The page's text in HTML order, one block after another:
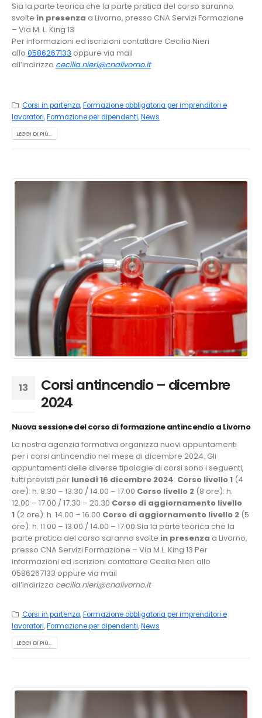
Sia la parte teorica che la parte pratica del corso saranno
svolte in presenza a Livorno, presso CNA Servizi Formazione
– Via M. L. King 13
Per informazioni ed iscrizioni contattare Cecilia Nieri
allo 0586267133 oppure via mail
all’indirizzo cecilia.nieri@cnalivorno.it
Corsi in partenza,Formazione obbligatoria per imprenditori e
lavoratori,Formazione per dipendenti,News
LEGGI DI PIÙ...
13
Corsi antincendio – dicembre
2024
Nuova sessione del corso di formazione antincendio a Livorno
La nostra agenzia formativa organizza nuovi appuntamenti
per i corsi antincendio nel mese di dicembre 2024. Gli
appuntamenti delle diverse tipologie di corsi sono i seguenti,
tutti previsti per lunedì 16 dicembre 2024: Corso livello 1 (4
ore): h. 8.30 – 13.30 / 14.00 – 17.00 Corso livello 2 (8 ore): h.
12.00 – 17.00 / 17.30 – 20.30 Corso di aggiornamento livello
1 (2 ore): h. 14.00 – 16.00 Corso di aggiornamento livello 2 (5
ore): h. 11.00 – 13.00 / 14.00 – 17.00 Sia la parte teorica che la
parte pratica del corso saranno svolte in presenza a Livorno,
presso CNA Servizi Formazione – Via M.L. King 13 Per
informazioni ed iscrizioni contattare Cecilia Nieri allo
0586267133 oppure via mail
all’indirizzo cecilia.nieri@cnalivorno.it
Corsi in partenza,Formazione obbligatoria per imprenditori e
lavoratori,Formazione per dipendenti,News
LEGGI DI PIÙ...